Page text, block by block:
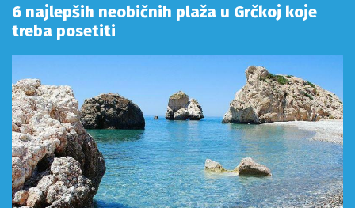
6 najlepših neobičnih plaža u Grčkoj koje
treba posetiti